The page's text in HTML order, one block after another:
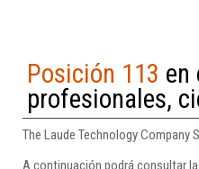
Posición 113 en
profesionales,
The Laude Technology Company
A continuación podrá consultar